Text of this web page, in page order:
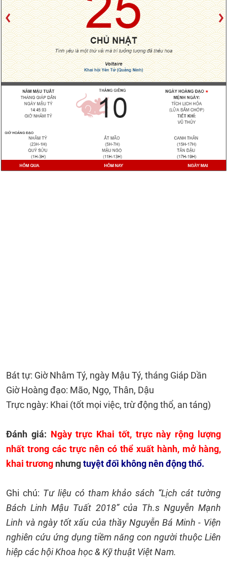
Bát tự: Giờ Nhâm Tý, ngày Mậu Tý, tháng Giáp Dần
Giờ Hoàng đạo: Mão, Ngọ, Thân, Dậu
Trực ngày: Khai (tốt mọi việc, trừ động thổ, an táng)
Đánh giá: Ngày trực Khai tốt, trực này rộng lượng
nhất trong các trực nên có thể xuất hành, mở hàng,
khai trương nhưngtuyệt đối không nên động thổ.
Ghi chú: Tư liệu có tham khảo sách “Lịch cát tường
Bách Linh Mậu Tuất 2018” của Th.s Nguyễn Mạnh
Linh và ngày tốt xấu của thầy Nguyễn Bá Minh - Viện
nghiên cứu ứng dụng tiềm năng con người thuộc Liên
hiệp các hội Khoa học & Kỹ thuật Việt Nam.